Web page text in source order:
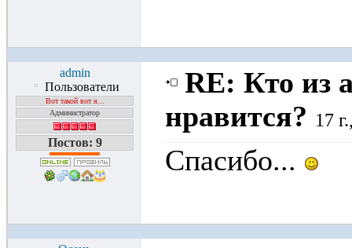
admin
Пользователи
Вот такой вот я...
Администратор
Постов: 9
RE: Кто из
нравится? 17
Спасибо...